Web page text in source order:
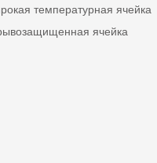
температурная ячейка
ячейка